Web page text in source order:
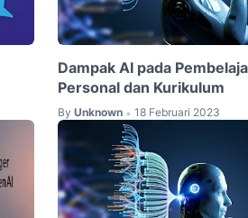
Dampak AI pada
Personal dan Kurikulum
By Unknown • 18 Februari 2023